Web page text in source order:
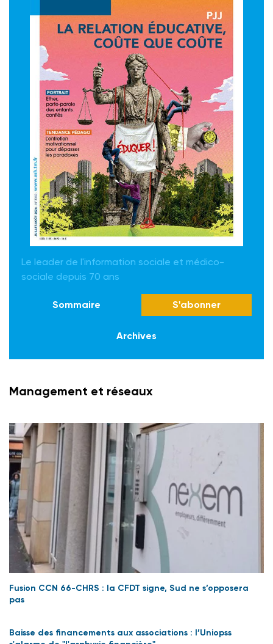
Le leader de l'information sociale et médico-
sociale depuis 70 ans
Sommaire S'abonner
Archives
Management et réseaux
Fusion CCN 66-CHRS : la CFDT signe, Sud ne s’opposera
pas
Baisse des financements aux associations : l’Uniopss